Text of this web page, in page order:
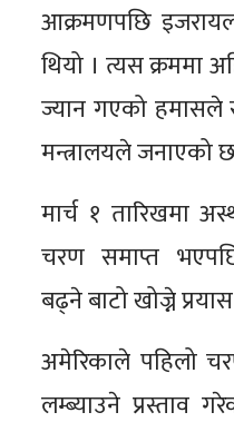
आक्रमणपछि
थियो । त्यस क्रममा
ज्यान गएको हमासले
मन्त्रालयले जनाएको
मार्च १ तारिखमा
चरण समाप्त
बढ्ने बाटो खोज्ने
अमेरिकाले पहिलो
लम्ब्याउने प्रस्ताव